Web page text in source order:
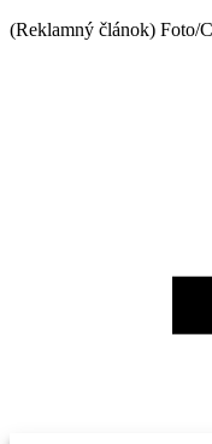
(Reklamný článok) Foto/